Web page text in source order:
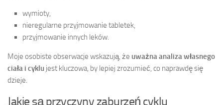
wymioty,
nieregularne przyjmowanie tabletek,
przyjmowanie innych leków.
Moje osobiste obserwacje wskazują, że uważna analiza własnego
ciała i cyklu jest kluczowa, by lepiej zrozumieć, co naprawdę się
dzieje.
Jakie są przyczyny zaburzeń cyklu